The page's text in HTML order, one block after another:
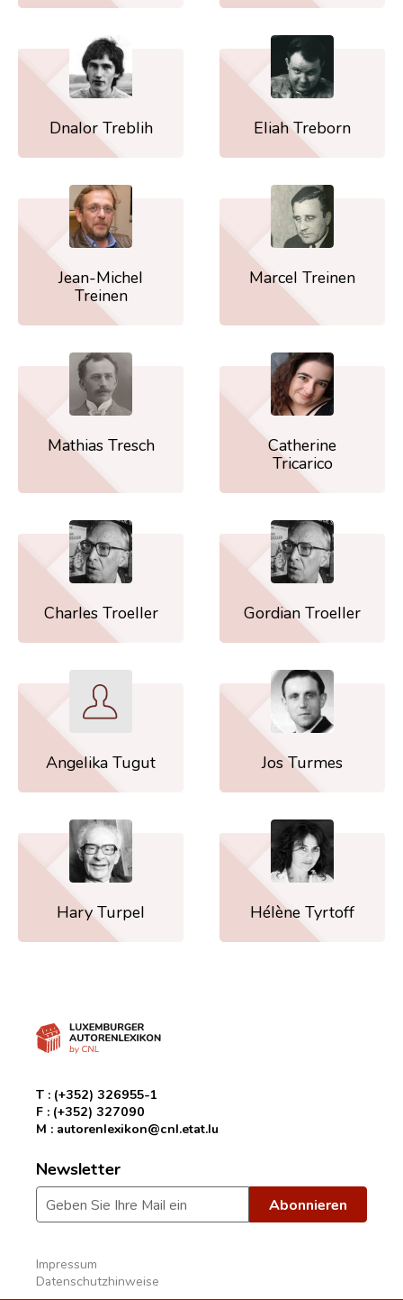
Dnalor Treblih Eliah Treborn
Jean-Michel
Treinen
Marcel Treinen
Mathias Tresch
Catherine
Tricarico
Charles Troeller Gordian Troeller
Angelika Tugut Jos Turmes
Hary Turpel Hélène Tyrtoff
T : (+352) 326955-1
F : (+352) 327090
M : autorenlexikon@cnl.etat.lu
Newsletter
Impressum
Datenschutzhinweise